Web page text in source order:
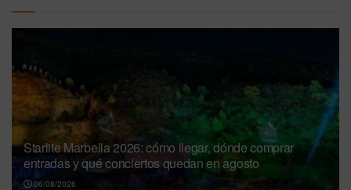
Starlite Marbella 2026: cómo llegar, dónde comprar
entradas y qué conciertos quedan en agosto
06/08/2026